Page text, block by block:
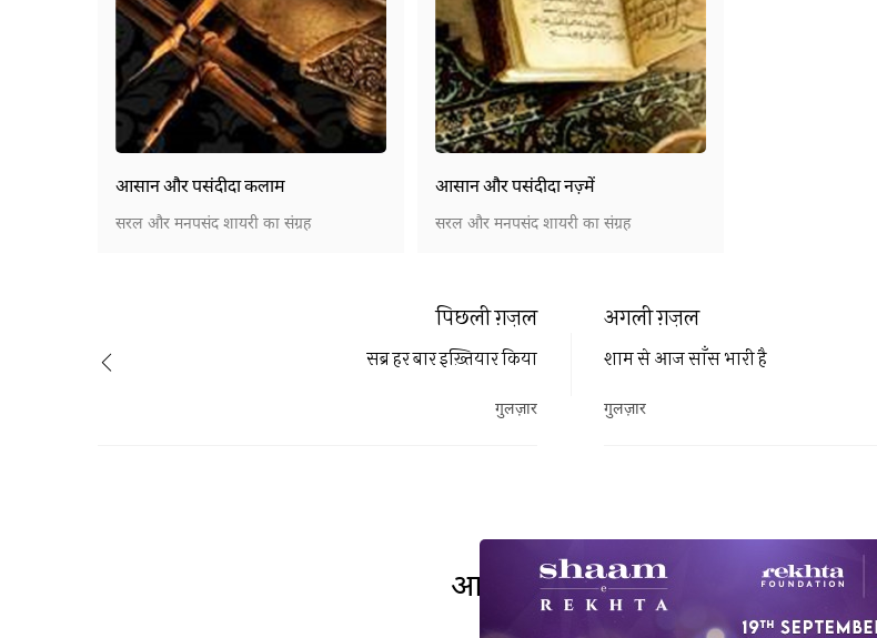
आसान और पसंदीदा कलाम
सरल और मनपसंद शायरी का संग्रह
आसान और पसंदीदा नज़्में
सरल और मनपसंद शायरी का संग्रह
अगली ग़ज़ल
शाम से आज साँस भारी है
गुलज़ार
पिछली ग़ज़ल
सब्र हर बार इख़्तियार किया
गुलज़ार
आप ये भी पढ़ सकते हैं